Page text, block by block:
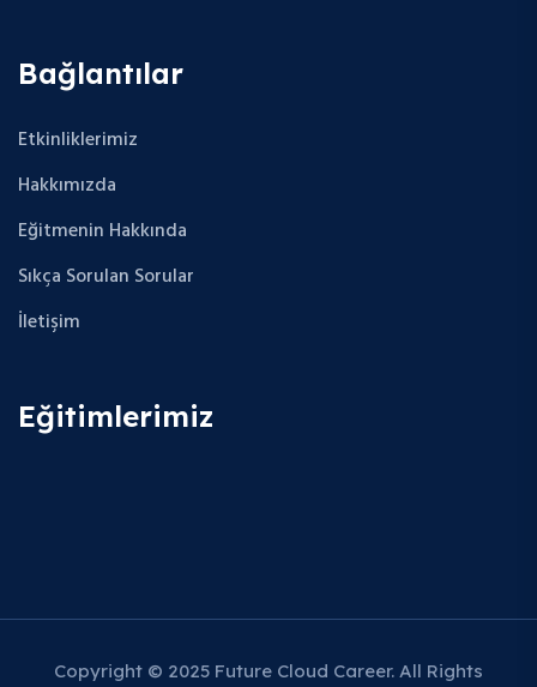
Bağlantılar
Etkinliklerimiz
Hakkımızda
Eğitmenin Hakkında
Sıkça Sorulan Sorular
İletişim
Eğitimlerimiz
Copyright © 2025 Future Cloud Career. All Rights